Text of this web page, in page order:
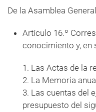
De la Asamblea General
Artículo 16.º
conocimiento y, en
1. Las Actas de la
2. La Memoria
3. Las cuentas del
presupuesto del